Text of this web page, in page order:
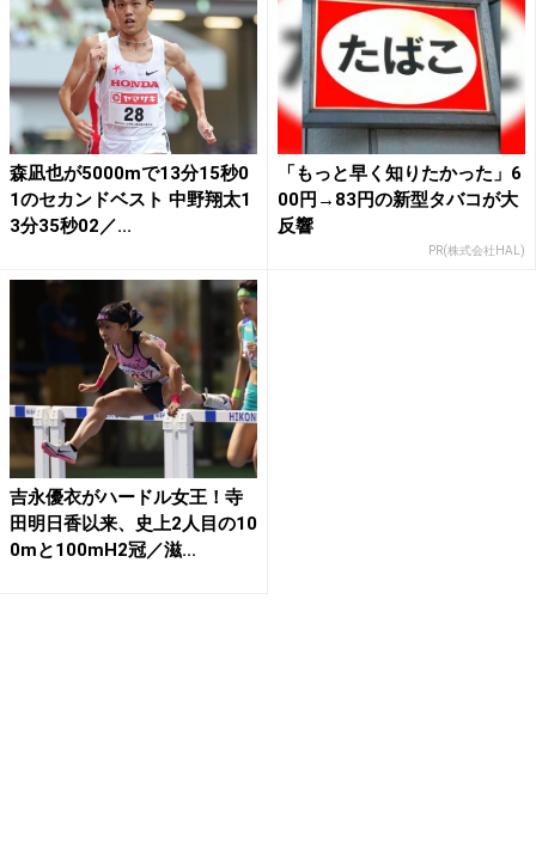
森凪也が5000mで13分15秒0
1のセカンドベスト 中野翔太1
3分35秒02／...
「もっと早く知りたかった」6
00円→83円の新型タバコが大
反響
PR(株式会社HAL)
吉永優衣がハードル女王！寺
田明日香以来、史上2人目の10
0mと100mH2冠／滋...